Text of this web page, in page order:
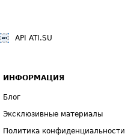
API ATI.SU
ИНФОРМАЦИЯ
Блог
Эксклюзивные материалы
Политика конфиденциальности